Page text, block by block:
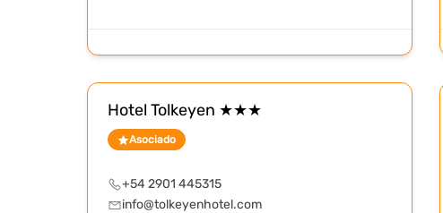
Hotel Tolkeyen ★★★
Asociado
+54 2901 445315
info@tolkeyenhotel.com